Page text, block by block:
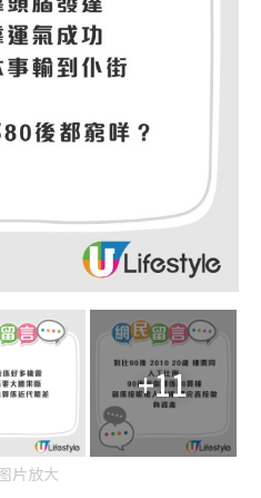
+11
片放大